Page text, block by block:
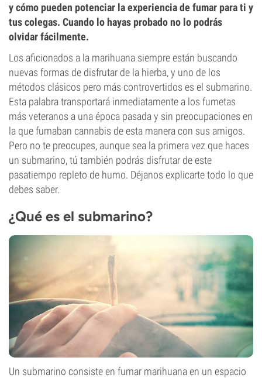
y cómo pueden potenciar la experiencia de fumar para ti y
tus colegas. Cuando lo hayas probado no lo podrás
olvidar fácilmente.
Los aficionados a la marihuana siempre están buscando
nuevas formas de disfrutar de la hierba, y uno de los
métodos clásicos pero más controvertidos es el submarino.
Esta palabra transportará inmediatamente a los fumetas
más veteranos a una época pasada y sin preocupaciones en
la que fumaban cannabis de esta manera con sus amigos.
Pero no te preocupes, aunque sea la primera vez que haces
un submarino, tú también podrás disfrutar de este
pasatiempo repleto de humo. Déjanos explicarte todo lo que
debes saber.
¿Qué es el submarino?
Un submarino consiste en fumar marihuana en un espacio